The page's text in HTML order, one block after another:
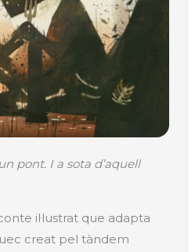
pont. I a sota d’aquell
il·lustrat que adapta
creat pel tàndem